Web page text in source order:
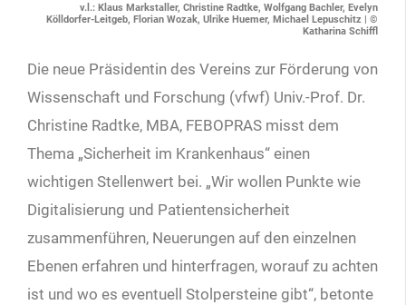
v.l.: Klaus Markstaller, Christine Radtke, Wolfgang Bachler, Evelyn
Kölldorfer-Leitgeb, Florian Wozak, Ulrike Huemer, Michael Lepuschitz | ©
Katharina Schiffl
Die neue Präsidentin des Vereins zur Förderung von
Wissenschaft und Forschung (vfwf) Univ.-Prof. Dr.
Christine Radtke, MBA, FEBOPRAS misst dem
Thema „Sicherheit im Krankenhaus“ einen
wichtigen Stellenwert bei. „Wir wollen Punkte wie
Digitalisierung und Patientensicherheit
zusammenführen, Neuerungen auf den einzelnen
Ebenen erfahren und hinterfragen, worauf zu achten
ist und wo es eventuell Stolpersteine gibt“, betonte